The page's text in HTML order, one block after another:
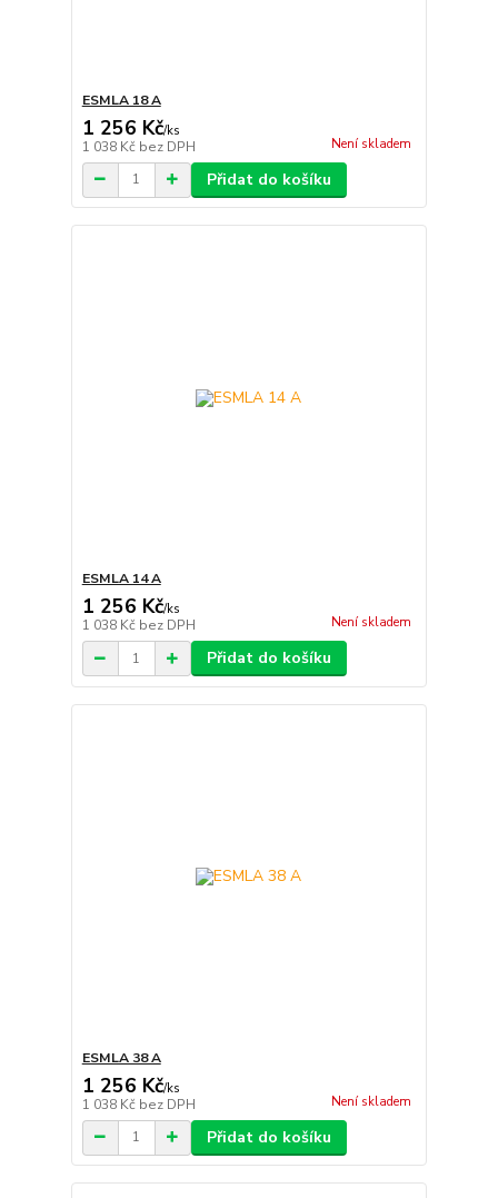
ESMLA 18 A
1 256 Kč/ks
1 038 Kč bez DPH Není skladem
Přidat do košíku
ESMLA 14 A
1 256 Kč/ks
1 038 Kč bez DPH Není skladem
Přidat do košíku
ESMLA 38 A
1 256 Kč/ks
1 038 Kč bez DPH Není skladem
Přidat do košíku